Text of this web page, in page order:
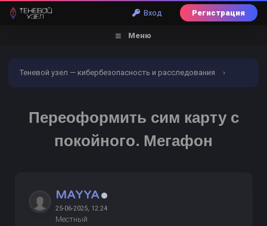
Вход Регистрация
Меню
Теневой узел — кибербезопасность и расследования ›
Переоформить сим карту с
покойного. Мегафон
MAYYA
25-06-2025, 12:24
Местный